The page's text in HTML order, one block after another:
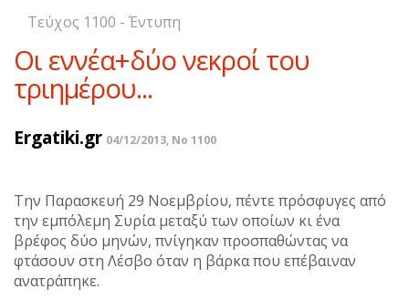
Τεύχος 1100 - Έντυπη
Οι εννέα+δύο νεκροί του
τριημέρου...
Ergatiki.gr 04/12/2013, No 1100
Την Παρασκευή 29 Νοεμβρίου, πέντε πρόσφυγες από
την εμπόλεμη Συρία μεταξύ των οποίων κι ένα
βρέφος δύο μηνών, πνίγηκαν προσπαθώντας να
φτάσουν στη Λέσβο όταν η βάρκα που επέβαιναν
ανατράπηκε.